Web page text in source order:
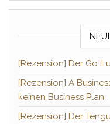
[Rezension] Der Gott
[Rezension] A
keinen Business Plan
[Rezension] Der